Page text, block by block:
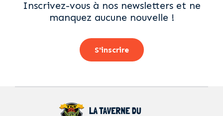
Inscrivez-vous à nos newsletters et ne
manquez aucune nouvelle !
S'inscrire